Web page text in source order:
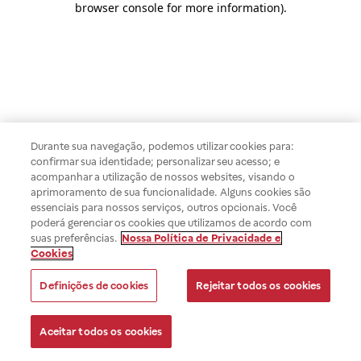
browser console for more information).
Durante sua navegação, podemos utilizar cookies para:
confirmar sua identidade; personalizar seu acesso; e
acompanhar a utilização de nossos websites, visando o
aprimoramento de sua funcionalidade. Alguns cookies são
essenciais para nossos serviços, outros opcionais. Você
poderá gerenciar os cookies que utilizamos de acordo com
suas preferências. Nossa Política de Privacidade e
Cookies
Definições de cookies Rejeitar todos os cookies
Aceitar todos os cookies